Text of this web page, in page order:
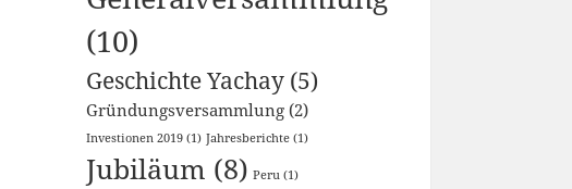
(10)
Geschichte Yachay (5)
Gründungsversammlung (2)
Investionen 2019 (1) Jahresberichte (1)
Jubiläum (8) Peru (1)